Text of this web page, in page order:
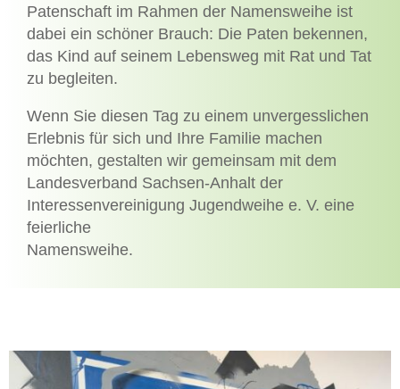
Patenschaft im Rahmen der Namensweihe ist
dabei ein schöner Brauch: Die Paten bekennen,
das Kind auf seinem Lebensweg mit Rat und Tat
zu begleiten.
Wenn Sie diesen Tag zu einem unvergesslichen
Erlebnis für sich und Ihre Familie machen
möchten, gestalten wir gemeinsam mit dem
Landesverband Sachsen-Anhalt der
Interessenvereinigung Jugendweihe e. V. eine
feierliche
Namensweihe.